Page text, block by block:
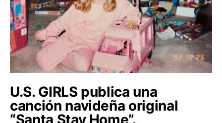
U.S. GIRLS publica una
canción navideña original
“Santa Stay Home”.